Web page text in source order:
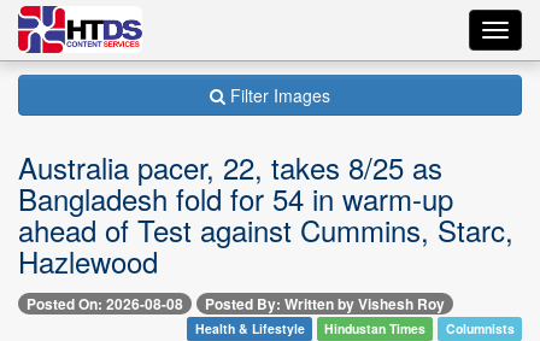
Filter Images
Australia pacer, 22, takes 8/25 as
Bangladesh fold for 54 in warm-up
ahead of Test against Cummins, Starc,
Hazlewood
Posted On: 2026-08-08 Posted By: Written by Vishesh Roy
Health & Lifestyle Hindustan Times Columnists